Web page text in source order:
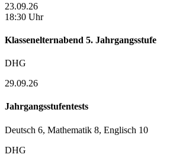
23.09.26
18:30 Uhr
Klassenelternabend 5. Jahrgangsstufe
DHG
29.09.26
Jahrgangsstufentests
Deutsch 6, Mathematik 8, Englisch 10
DHG